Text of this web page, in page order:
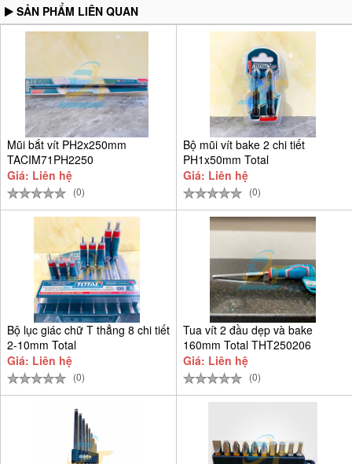
SẢN PHẨM LIÊN QUAN
Mũi bắt vít PH2x250mm
TACIM71PH2250
Giá: Liên hệ
(0)
Bộ mũi vít bake 2 chi tiết
PH1x50mm Total
TACIM71PH150
Giá: Liên hệ
(0)
Bộ lục giác chữ T thẳng 8 chi tiết
2-10mm Total
Giá: Liên hệ
(0)
Tua vít 2 đầu dẹp và bake
160mm Total THT250206
Giá: Liên hệ
(0)